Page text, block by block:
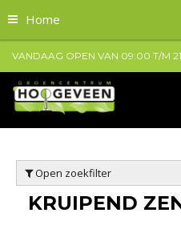
Home
VANDAAG OPEN VAN 09:00 T/M
Open zoekfilter
KRUIPEND